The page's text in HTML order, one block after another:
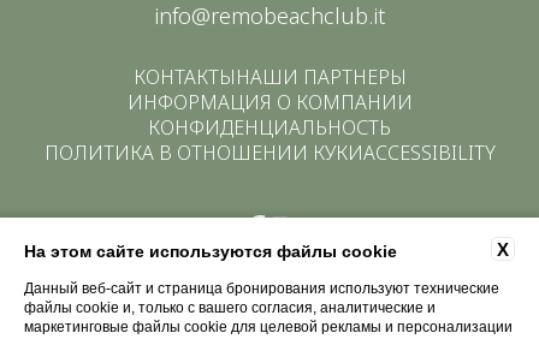
info@remobeachclub.it
КОНТАКТЫНАШИ ПАРТНЕРЫ
ИНФОРМАЦИЯ О КОМПАНИИ
КОНФИДЕНЦИАЛЬНОСТЬ
ПОЛИТИКА В ОТНОШЕНИИ КУКИACCESSIBILITY
X
На этом сайте используются файлы cookie
Данный веб-сайт и страница бронирования используют технические
файлы cookie и, только с вашего согласия, аналитические и
маркетинговые файлы cookie для целевой рекламы и персонализации